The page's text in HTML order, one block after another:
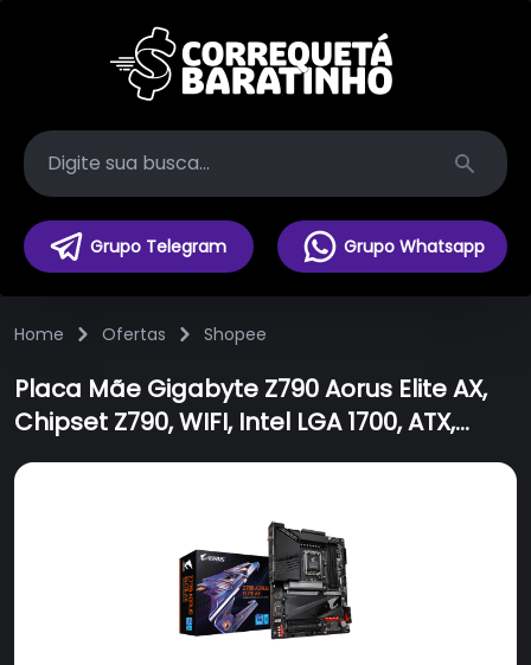
Search
Grupo Telegram Grupo Whatsapp
Home Ofertas Shopee
Placa Mãe Gigabyte Z790 Aorus Elite AX,
Chipset Z790, WIFI, Intel LGA 1700, ATX,
DDR5, 9MZ79AELX-00-10